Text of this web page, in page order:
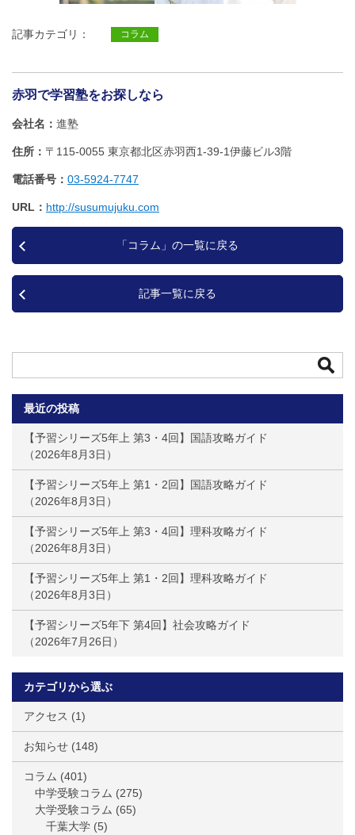
記事カテゴリ： コラム
赤羽で学習塾をお探しなら
会社名 進塾
住所 〒115-0055 東京都北区赤羽西1‐39‐1伊藤ビル3階
電話番号 03-5924-7747
URL http://susumujuku.com
「コラム」の一覧に戻る
記事一覧に戻る
最近の投稿
【予習シリーズ5年上 第3・4回】国語攻略ガイド
2026年8月3日
【予習シリーズ5年上 第1・2回】国語攻略ガイド
2026年8月3日
【予習シリーズ5年上 第3・4回】理科攻略ガイド
2026年8月3日
【予習シリーズ5年上 第1・2回】理科攻略ガイド
2026年8月3日
【予習シリーズ5年下 第4回】社会攻略ガイド
2026年7月26日
カテゴリから選ぶ
アクセス (1)
お知らせ (148)
コラム (401)
中学受験コラム (275)
大学受験コラム (65)
千葉大学 (5)